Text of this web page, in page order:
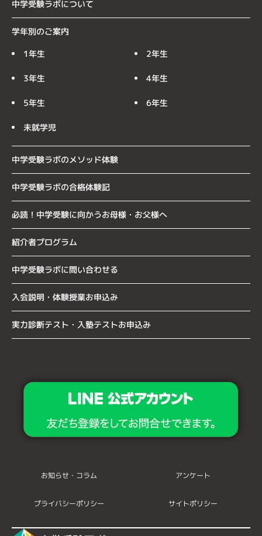
中学受験ラボについて
学年別のご案内
1年生 2年生
3年生 4年生
5年生 6年生
未就学児
中学受験ラボのメソッド体験
中学受験ラボの合格体験記
必読！中学受験に向かうお母様・お父様へ
紹介者プログラム
中学受験ラボに問い合わせる
入会説明・体験授業お申込み
実力診断テスト・入塾テストお申込み
お知らせ・コラム アンケート
プライバシーポリシー サイトポリシー